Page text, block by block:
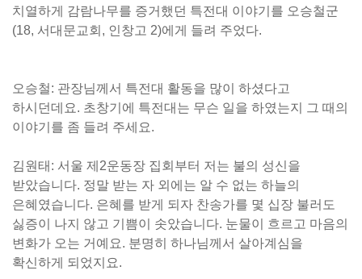
치열하게 감람나무를 증거했던 특전대 이야기를 오승철군
(18, 서대문교회, 인창고 2)에게 들려 주었다.
오승철: 관장님께서 특전대 활동을 많이 하셨다고
하시던데요. 초창기에 특전대는 무슨 일을 하였는지 그 때의
이야기를 좀 들려 주세요.
김원태: 서울 제2운동장 집회부터 저는 불의 성신을
받았습니다. 정말 받는 자 외에는 알 수 없는 하늘의
은혜였습니다. 은혜를 받게 되자 찬송가를 몇 십장 불러도
싫증이 나지 않고 기쁨이 솟았습니다. 눈물이 흐르고 마음의
변화가 오는 거예요. 분명히 하나님께서 살아계심을
확신하게 되었지요.